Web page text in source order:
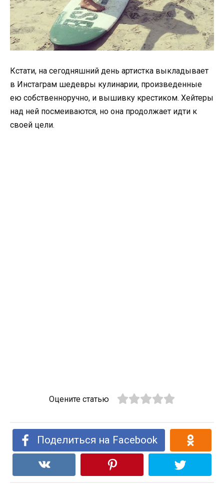
Кстати, на сегодняшний день артистка выкладывает
в Инстаграм шедевры кулинарии, произведенные
ею собственноручно, и вышивку крестиком. Хейтеры
над ней посмеиваются, но она продолжает идти к
своей цели.
Оцените статью
Поделиться на Facebook